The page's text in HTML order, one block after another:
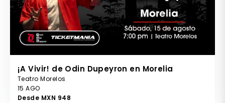
¡A Vivir! de Odin Dupeyron en Morelia
Teatro Morelos
15 AGO
Desde MXN 948